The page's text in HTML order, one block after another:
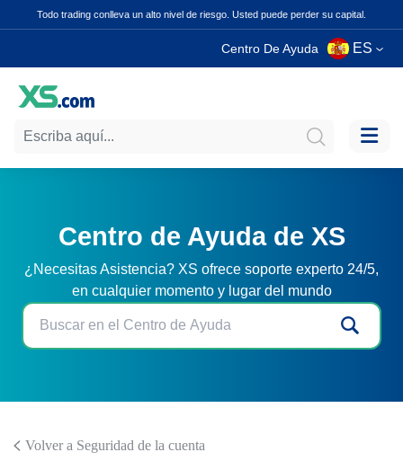
Todo trading conlleva un alto nivel de riesgo. Usted puede perder su capital.
Centro De Ayuda ES
Centro de Ayuda de XS
¿Necesitas Asistencia? XS ofrece soporte experto 24/5,
en cualquier momento y lugar del mundo
Volver a Seguridad de la cuenta